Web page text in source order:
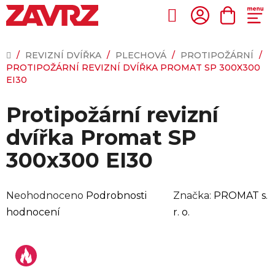
Přejít
na
Hledat
KOŠÍK
DOMŮ
/ REVIZNÍ DVÍŘKA / PLECHOVÁ / PROTIPOŽÁRNÍ
/
PROTIPOŽÁRNÍ REVIZNÍ DVÍŘKA PROMAT SP 300X300
EI30
Protipožární revizní
dvířka Promat SP
300x300 EI30
Průměrné
hodnocení
0,0
Neohodnoceno Podrobnosti
hodnocení
Značka: PROMAT s.
r. o.